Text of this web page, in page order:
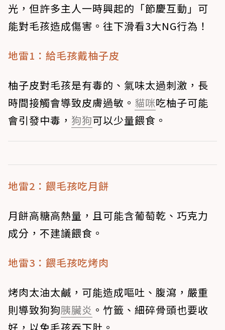
光，但許多主人一時興起的「節慶互動」可
能對毛孩造成傷害。往下滑看3大NG行為！
地雷1：給毛孩戴柚子皮
柚子皮對毛孩是有毒的、氣味太過刺激，長
時間接觸會導致皮膚過敏。 貓咪吃柚子可能
會引發中毒， 狗狗可以少量餵食。
地雷2：餵毛孩吃月餅
月餅高糖高熱量，且可能含葡萄乾、巧克力
成分，不建議餵食。
地雷3：餵毛孩吃烤肉
烤肉太油太鹹，可能造成嘔吐、腹瀉，嚴重
則導致狗狗胰臟炎 。竹籤、細碎骨頭也要收